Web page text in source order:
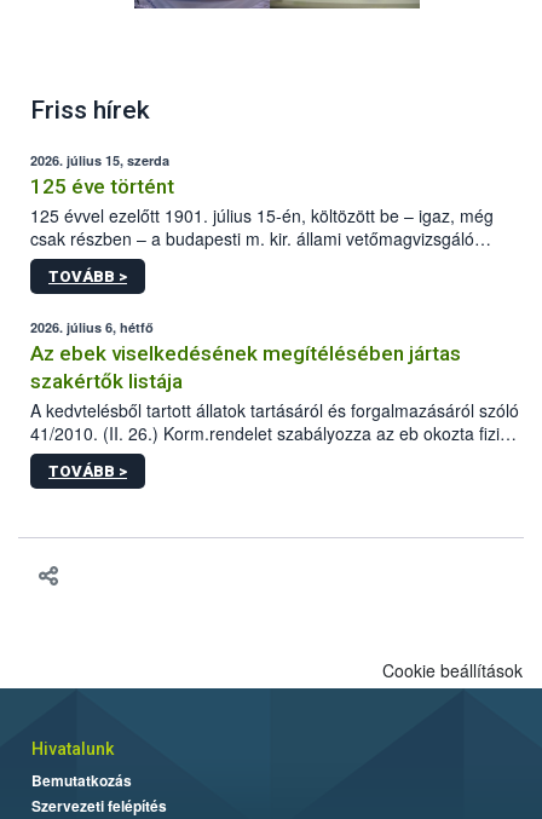
Friss hírek
2026. július 15, szerda
125 éve történt
125 évvel ezelőtt 1901. július 15-én, költözött be – igaz, még
csak részben – a budapesti m. kir. állami vetőmagvizsgáló
állomás a Kis Rókus utca 15. szám alatti, Czigler Győző által
tervezett új épületébe.
TOVÁBB >
2026. július 6, hétfő
Az ebek viselkedésének megítélésében jártas
szakértők listája
A kedvtelésből tartott állatok tartásáról és forgalmazásáról szóló
41/2010. (II. 26.) Korm.rendelet szabályozza az eb okozta fizikai
sérülés, illetve ennek veszélye keletkezésekor felmerülő
hatósági feladatokat, valamint a veszélyes eb tartását és annak
TOVÁBB >
Cookie beállítások
Hivatalunk
Bemutatkozás
Szervezeti felépítés